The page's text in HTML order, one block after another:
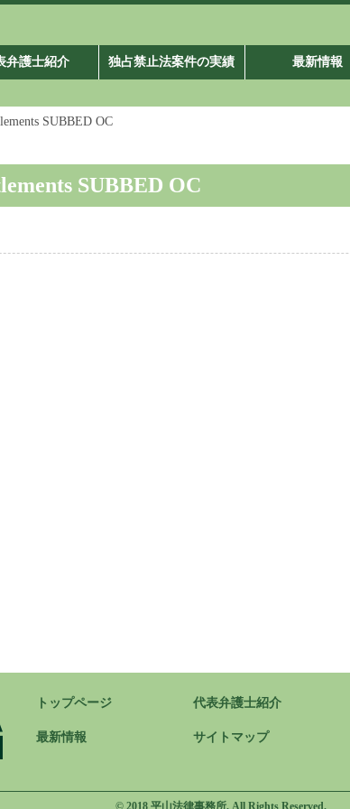
弁護士紹介 独占禁止法案件の実績 最新情報
SUBBED OC
SUBBED OC
トップページ 代表弁護士紹介
最新情報 サイトマップ
© 2018 平山法律事務所. All Rights Reserved.